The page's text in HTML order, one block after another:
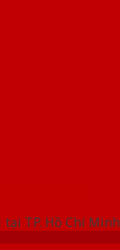
TP. Hồ Chí Minh